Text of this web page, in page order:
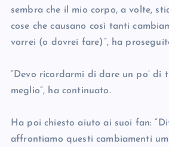
sembra che il mio corpo, a volte,
cose che causano così tanti
vorrei (o dovrei fare)”, ha
“Devo ricordarmi di dare un po’ di
meglio”, ha continuato.
Ha poi chiesto aiuto ai suoi fan:
affrontiamo questi cambiamenti